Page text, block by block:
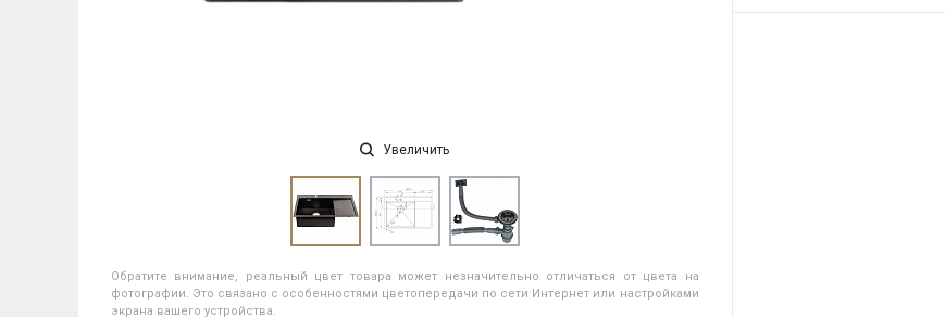
Увеличить
Обратите внимание, реальный цвет товара может незначительно отличаться от цвета на
фотографии. Это связано с особенностями цветопередачи по сети Интернет или настройками
экрана вашего устройства.